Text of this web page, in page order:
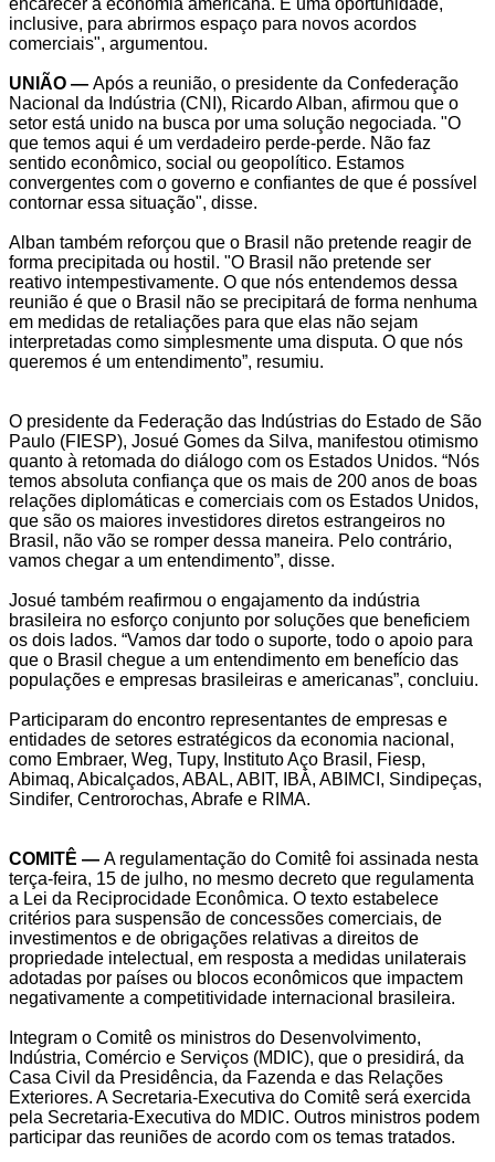
inclusive, para abrirmos espaço para novos acordos
comerciais", argumentou.
UNIÃO — Após a reunião, o presidente da Confederação
Nacional da Indústria (CNI), Ricardo Alban, afirmou que o
setor está unido na busca por uma solução negociada. "O
que temos aqui é um verdadeiro perde-perde. Não faz
sentido econômico, social ou geopolítico. Estamos
convergentes com o governo e confiantes de que é possível
contornar essa situação", disse.
Alban também reforçou que o Brasil não pretende reagir de
forma precipitada ou hostil. "O Brasil não pretende ser
reativo intempestivamente. O que nós entendemos dessa
reunião é que o Brasil não se precipitará de forma nenhuma
em medidas de retaliações para que elas não sejam
interpretadas como simplesmente uma disputa. O que nós
queremos é um entendimento”, resumiu.
O presidente da Federação das Indústrias do Estado de São
Paulo (FIESP), Josué Gomes da Silva, manifestou otimismo
quanto à retomada do diálogo com os Estados Unidos. “Nós
temos absoluta confiança que os mais de 200 anos de boas
relações diplomáticas e comerciais com os Estados Unidos,
que são os maiores investidores diretos estrangeiros no
Brasil, não vão se romper dessa maneira. Pelo contrário,
vamos chegar a um entendimento”, disse.
Josué também reafirmou o engajamento da indústria
brasileira no esforço conjunto por soluções que beneficiem
os dois lados. “Vamos dar todo o suporte, todo o apoio para
que o Brasil chegue a um entendimento em benefício das
populações e empresas brasileiras e americanas”, concluiu.
Participaram do encontro representantes de empresas e
entidades de setores estratégicos da economia nacional,
como Embraer, Weg, Tupy, Instituto Aço Brasil, Fiesp,
Abimaq, Abicalçados, ABAL, ABIT, IBÁ, ABIMCI, Sindipeças,
Sindifer, Centrorochas, Abrafe e RIMA.
COMITÊ — A regulamentação do Comitê foi assinada nesta
terça-feira, 15 de julho, no mesmo decreto que regulamenta
a Lei da Reciprocidade Econômica. O texto estabelece
critérios para suspensão de concessões comerciais, de
investimentos e de obrigações relativas a direitos de
propriedade intelectual, em resposta a medidas unilaterais
adotadas por países ou blocos econômicos que impactem
negativamente a competitividade internacional brasileira.
Integram o Comitê os ministros do Desenvolvimento,
Indústria, Comércio e Serviços (MDIC), que o presidirá, da
Casa Civil da Presidência, da Fazenda e das Relações
Exteriores. A Secretaria-Executiva do Comitê será exercida
pela Secretaria-Executiva do MDIC. Outros ministros podem
participar das reuniões de acordo com os temas tratados.